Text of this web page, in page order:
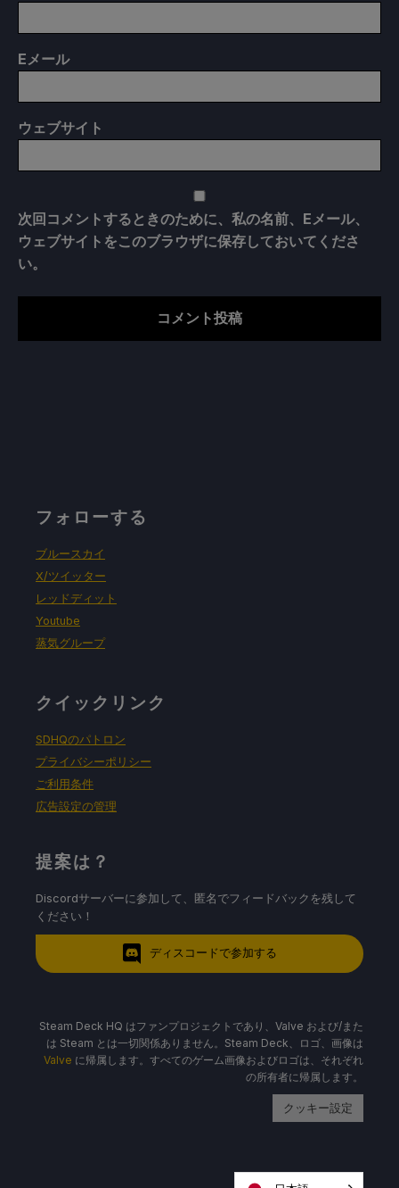
E メール
ウェブサイト
次回コメントするときのために、私の名前、Eメール、
ウェブサイトをこのブラウザに保存しておいてくださ
い。
フォローする
ブルースカイ
X/ツイッター
レッドディット
Youtube
蒸気グループ
クイックリンク
SDHQのパトロン
プライバシーポリシー
ご利用条件
広告設定の管理
提案は？
Discordサーバーに参加して、匿名でフィードバックを残して
ください！
ディスコードで参加する
Steam Deck HQ はファンプロジェクトであり、Valve および/また
は Steam とは一切関係ありません。Steam Deck、ロゴ、画像は
Valve に帰属します。すべてのゲーム画像およびロゴは、それぞれ
の所有者に帰属します。
クッキー設定